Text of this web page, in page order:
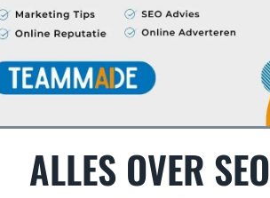
ALLES OVER SEO